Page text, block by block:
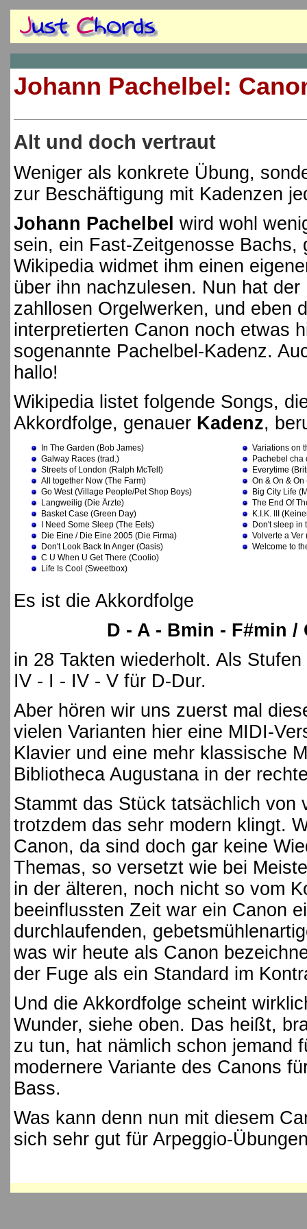
Johann Pachelbel:
Alt und doch vertraut
Weniger als konkrete Übung,
zur Beschäftigung mit Kadenzen
Johann Pachelbel wird wohl
sein, ein Fast-Zeitgenosse Bachs,
Wikipedia widmet ihm einen
über ihn nachzulesen. Nun hat der
zahllosen Orgelwerken, und eben
interpretierten Canon noch etwas
sogenannte Pachelbel-Kadenz.
hallo!
Wikipedia listet folgende Songs,
Akkordfolge, genauer Kadenz,
In The Garden (Bob James)
Galway Races (trad.)
Streets of London (Ralph McTell)
All together Now (The Farm)
Go West (Village People/Pet Shop Boys)
Langweilig (Die Ärzte)
Basket Case (Green Day)
I Need Some Sleep (The Eels)
Die Eine / Die Eine 2005 (Die Firma)
Don't Look Back In Anger (Oasis)
C U When U Get There (Coolio)
Life Is Cool (Sweetbox)
Variations on
Pachebel cha
Everytime
On & On &
Big City Life
The End Of
K.I.K. III
Don't sleep in
Volverte a Ver
Welcome to
Es ist die Akkordfolge
D - A - Bmin - F#min /
in 28 Takten wiederholt. Als
IV - I - IV - V für D-Dur.
Aber hören wir uns zuerst mal
vielen Varianten hier eine MIDI-
Klavier und eine mehr klassische
Bibliotheca Augustana in der
Stammt das Stück tatsächlich von
trotzdem das sehr modern klingt.
Canon, da sind doch gar keine
Themas, so versetzt wie bei
in der älteren, noch nicht so vom
beeinflussten Zeit war ein Canon
durchlaufenden,
was wir heute als Canon
der Fuge als ein Standard im
Und die Akkordfolge scheint
Wunder, siehe oben. Das heißt,
zu tun, hat nämlich schon jemand
modernere Variante des Canons
Bass.
Was kann denn nun mit diesem
sich sehr gut für Arpeggio-